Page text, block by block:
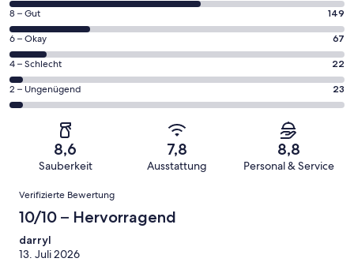
von
insgesamt
612
Gästebewertungen
haben
eine
Bewertung
Hervorragend
149
von
insgesamt
612
Gästebewertungen
haben
Bewertung
Gut
8 – Gut 149
67
von
insgesamt
612
Gästebewertungen
Bewertung
Okay
6 – Okay 67
22
von
insgesamt
Gästebewertungen
von
Schlecht
4 – Schlecht 22
23
von
insgesamt
Gästebewertungen
haben
eine
von
2 – Ungenügend 23
8,6
Sauberkeit
7,8
Ausstattung
8,8
Personal & Service
Bewertungen
Verifizierte Bewertung
10/10 – Hervorragend
darryl
13. Juli 2026